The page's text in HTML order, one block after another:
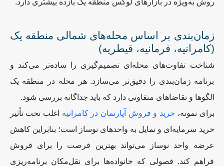
روش به‌ویژه در بازارهای لوکس منطقه یک بازده بیشتری دارد.
زمان‌بندی بر اساس محله‌های شمالی منطقه یک
(کامرانیه، فرمانیه، قیطریه)
شناخت تفاوت‌های محله‌ای تصمیم‌گیری را ساده‌تر می‌کند و
برنامه زمان‌بندی را دقیق‌تر می‌سازد. هر محله در منطقه یک
الگوها و تقاضاهای متفاوتی دارد که باید جداگانه بررسی شود.
برای نمونه، خرید و فروش آپارتمان در کامرانیه اغلب تحت تأثیر
خرید سرمایه‌ای و تمایل به واحدهای نوساز است؛ بنابراین کاهش
عرضه واحد نوساز می‌تواند بهترین فرصت را برای فروش
فراهم کند. فصولی که خانواده‌ها برای نقل‌مکان برنامه‌ریزی